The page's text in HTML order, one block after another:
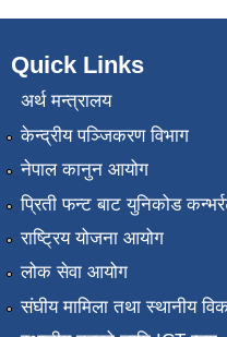
Quick Links
अर्थ मन्त्रालय
केन्द्रीय पञ्जिकरण विभाग
नेपाल कानुन आयोग
प्रिती फन्ट बाट युनिकोड
राष्ट्रिय योजना आयोग
लोक सेवा आयोग
संघीय मामिला तथा स्थानीय